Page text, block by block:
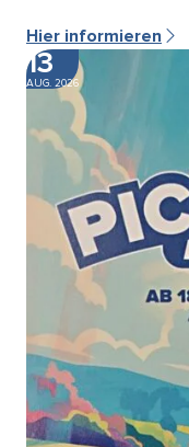
Hier informieren
13
AUG. 2026